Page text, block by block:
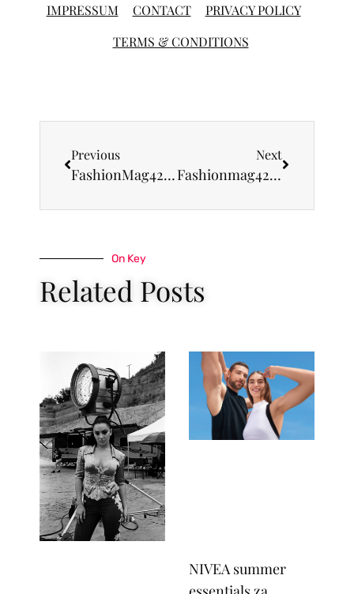
IMPRESSUM CONTACT
PRIVACY POLICY
TERMS & CONDITIONS
Previous
FashionMag42 Vam predstavlja intervju sa Jovanom Šipčić
Next
Fashionmag42 Vam predstavlja intervju sa frizerom Daliborom Vujovićem
On Key
Related Posts
NIVEA summer